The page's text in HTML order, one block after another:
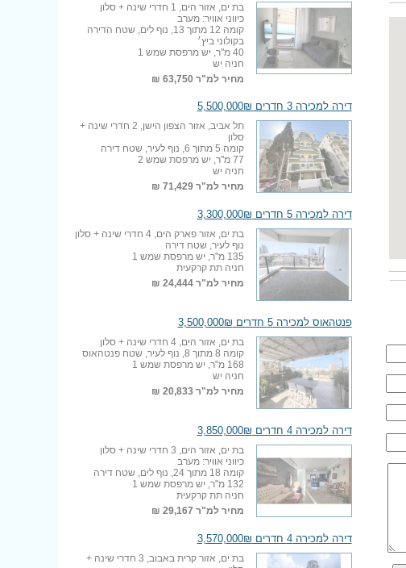
בת ים, אזור הים, 1 חדרי שינה + סלון
כיווני אוויר: מערב
קומה 12 מתוך 13, נוף לים, שטח הדירה
בקולוני ביץ׳
40 מ"ר, יש מרפסת שמש 1
חניה יש
מחיר למ"ר 63,750 ₪
דירה למכירה 3 חדרים 5,500,000₪
תל אביב, אזור הצפון הישן, 2 חדרי שינה +
סלון
קומה 5 מתוך 6, נוף לעיר, שטח דירה
77 מ"ר, יש מרפסת שמש 2
חניה יש
מחיר למ"ר71,429 ₪
דירה למכירה 5 חדרים 3,300,000₪
בת ים, אזור פארק הים, 4 חדרי שינה + סלון
נוף לעיר, שטח דירה
135 מ"ר, יש מרפסת שמש 1
חניה תת קרקעית
מחיר למ"ר24,444 ₪
פנטהאוס למכירה 5 חדרים 3,500,000₪
בת ים, אזור הים, 4 חדרי שינה + סלון
קומה 8 מתוך 8, נוף לעיר, שטח פנטהאוס
168 מ"ר, יש מרפסת שמש 1
חניה יש
מחיר למ"ר20,833 ₪
דירה למכירה 4 חדרים 3,850,000₪
בת ים, אזור הים, 3 חדרי שינה + סלון
כיווני אוויר: מערב
קומה 18 מתוך 24, נוף לים, שטח דירה
132 מ"ר, יש מרפסת שמש 1
חניה תת קרקעית
מחיר למ"ר 29,167 ₪
דירה למכירה 4 חדרים 3,570,000₪
בת ים, אזור קרית באבוב, 3 חדרי שינה +